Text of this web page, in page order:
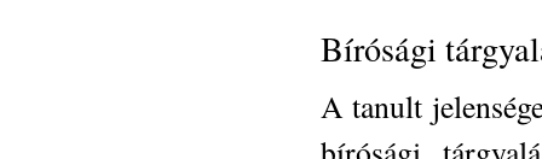
Bírósági
A tanult